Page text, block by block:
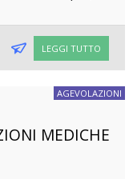
LEGGI TUTTO
AGEVOLAZIONI
MEDICHE